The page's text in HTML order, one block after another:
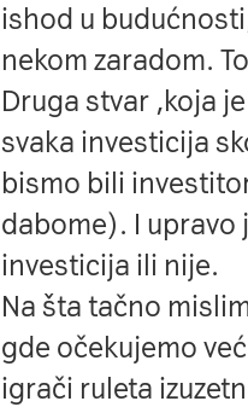
ishod u
nekom zaradom.
Druga stvar ,koja
svaka investicija
bismo bili
dabome). I upravo
investicija ili nije.
Na šta tačno
gde očekujemo
igrači ruleta